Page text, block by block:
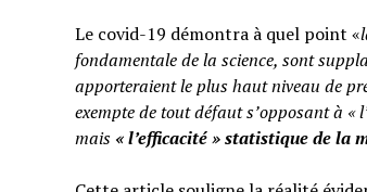
Le covid-19 démontra à quel point «
fondamentale de la science, sont
apporteraient le plus haut niveau de
exempte de tout défaut s’opposant à «
mais «l’efficacité » statistique de la